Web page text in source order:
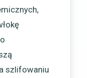
szlifowaniu